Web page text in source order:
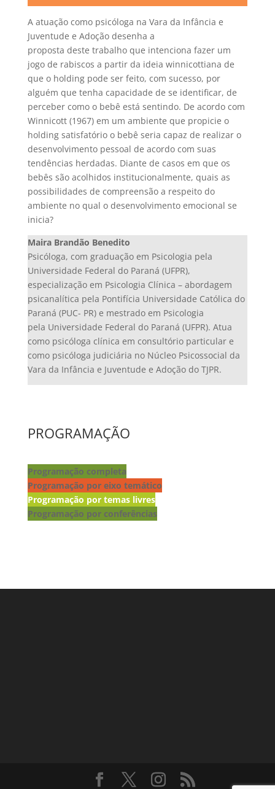
A atuação como psicóloga na Vara da Infância e
Juventude e Adoção desenha a
proposta deste trabalho que intenciona fazer um
jogo de rabiscos a partir da ideia winnicottiana de
que o holding pode ser feito, com sucesso, por
alguém que tenha capacidade de se identificar, de
perceber como o bebê está sentindo. De acordo com
Winnicott (1967) em um ambiente que propicie o
holding satisfatório o bebê seria capaz de realizar o
desenvolvimento pessoal de acordo com suas
tendências herdadas. Diante de casos em que os
bebês são acolhidos institucionalmente, quais as
possibilidades de compreensão a respeito do
ambiente no qual o desenvolvimento emocional se
inicia?
Maira Brandão Benedito
Psicóloga, com graduação em Psicologia pela
Universidade Federal do Paraná (UFPR),
especialização em Psicologia Clínica – abordagem
psicanalítica pela Pontifícia Universidade Católica do
Paraná (PUC- PR) e mestrado em Psicologia
pela Universidade Federal do Paraná (UFPR). Atua
como psicóloga clínica em consultório particular e
como psicóloga judiciária no Núcleo Psicossocial da
Vara da Infância e Juventude e Adoção do TJPR.
PROGRAMAÇÃO
Programação completa
Programação por eixo temático
Programação por temas livres
Programação por conferências